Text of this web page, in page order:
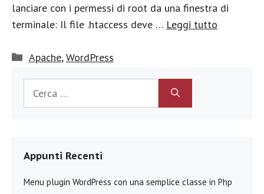
lanciare con i permessi di root da una finestra di
terminale: Il file .htaccess deve … Leggi tutto
Categorie
Apache,WordPress
per:
Appunti Recenti
Menu plugin WordPress con una semplice classe in Php